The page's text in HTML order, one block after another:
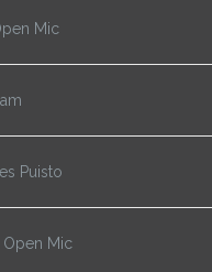
Mic
Puisto
Open Mic